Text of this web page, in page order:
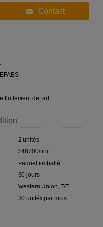
Contact
flottement de rad
2 unités
$48700/unit
Paquet emballé
30 jours
Western Union, T/T
30 unités par mois